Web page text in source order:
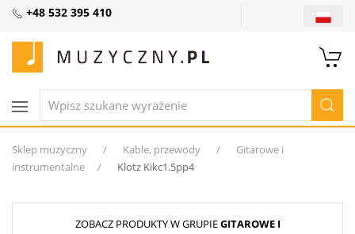
+48 532 395 410
Sklep muzyczny Kable, przewody
Gitarowe i
instrumentalne
Klotz Kikc1.5pp4
ZOBACZ PRODUKTY W GRUPIEGITAROWE I